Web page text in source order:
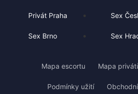
Privát Praha
Sex Brno
Sex
Sex
Mapa escortu Mapa
Podmínky užití